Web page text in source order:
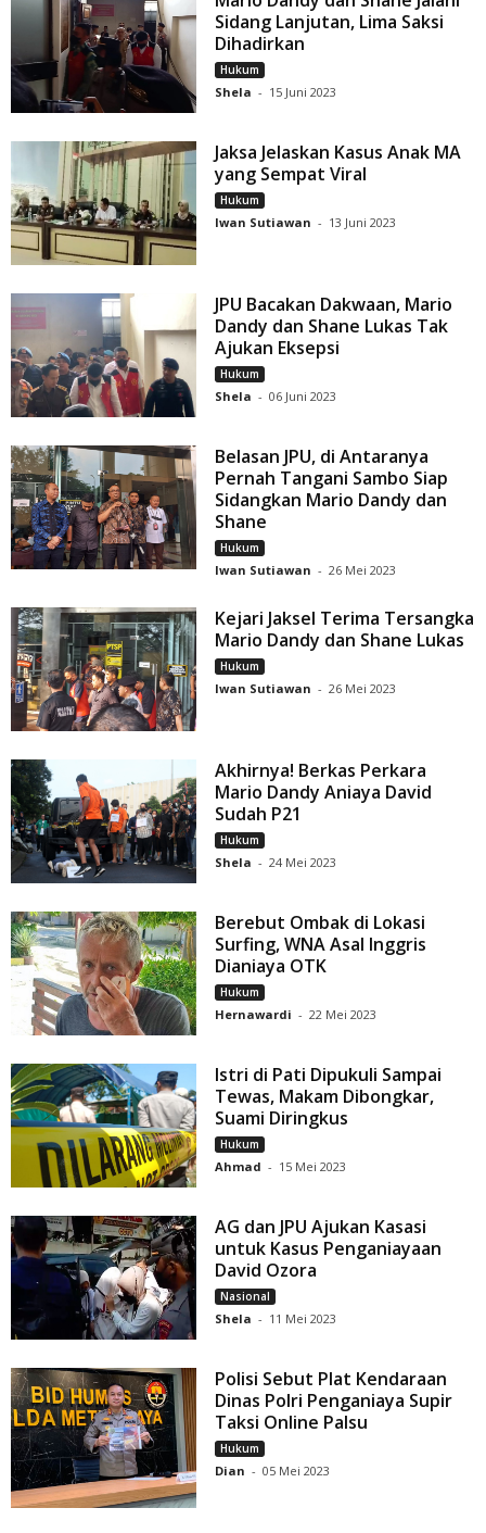
Sidang Lanjutan, Lima Saksi
Dihadirkan
Hukum
Shela - 15 Juni 2023
Jaksa Jelaskan Kasus Anak MA
yang Sempat Viral
Hukum
Iwan Sutiawan - 13 Juni 2023
JPU Bacakan Dakwaan, Mario
Dandy dan Shane Lukas Tak
Ajukan Eksepsi
Hukum
Shela - 06 Juni 2023
Belasan JPU, di Antaranya
Pernah Tangani Sambo Siap
Sidangkan Mario Dandy dan
Shane
Hukum
Iwan Sutiawan - 26 Mei 2023
Kejari Jaksel Terima Tersangka
Mario Dandy dan Shane Lukas
Hukum
Iwan Sutiawan - 26 Mei 2023
Akhirnya! Berkas Perkara
Mario Dandy Aniaya David
Sudah P21
Hukum
Shela - 24 Mei 2023
Berebut Ombak di Lokasi
Surfing, WNA Asal Inggris
Dianiaya OTK
Hukum
Hernawardi - 22 Mei 2023
Istri di Pati Dipukuli Sampai
Tewas, Makam Dibongkar,
Suami Diringkus
Hukum
Ahmad - 15 Mei 2023
AG dan JPU Ajukan Kasasi
untuk Kasus Penganiayaan
David Ozora
Nasional
Shela - 11 Mei 2023
Polisi Sebut Plat Kendaraan
Dinas Polri Penganiaya Supir
Taksi Online Palsu
Hukum
Dian - 05 Mei 2023